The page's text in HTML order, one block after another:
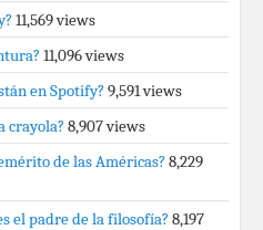
11,569 views
11,096 views
en Spotify? 9,591 views
crayola? 8,907 views
de las Américas? 8,229
el padre de la filosofía? 8,197